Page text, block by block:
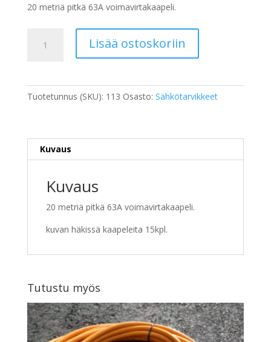
20 metriä pitkä 63A voimavirtakaapeli.
Lisää ostoskoriin
Tuotetunnus (SKU): 113 Osasto: Sähkötarvikkeet
Kuvaus
Kuvaus
20 metriä pitkä 63A voimavirtakaapeli.
kuvan häkissä kaapeleita 15kpl.
Tutustu myös